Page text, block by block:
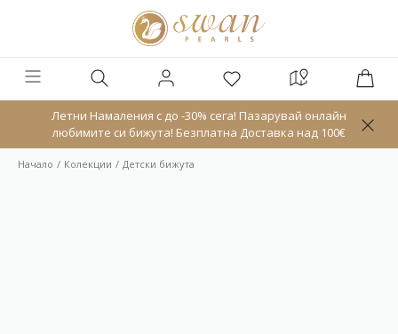
Летни Намаления с до -30% сега! Пазарувай онлайн
любимите си бижута! Безплатна Доставка над 100€
Начало Колекции Детски бижута